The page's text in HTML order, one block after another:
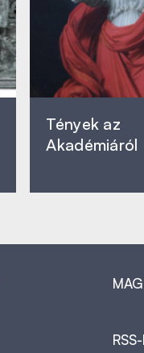
Tények az
Akadémiáról